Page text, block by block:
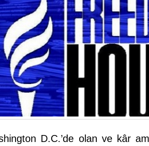
D.C.’de olan ve kâr